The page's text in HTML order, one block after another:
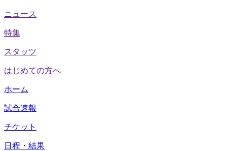
ニュース
特集
スタッツ
はじめての方へ
ホーム
試合速報
チケット
日程・結果